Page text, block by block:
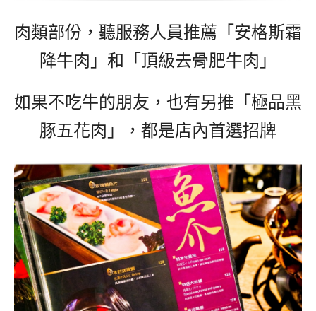
肉類部份，聽服務人員推薦「安格斯霜
降牛肉」和「頂級去骨肥牛肉」
如果不吃牛的朋友，也有另推「極品黑
豚五花肉」，都是店內首選招牌